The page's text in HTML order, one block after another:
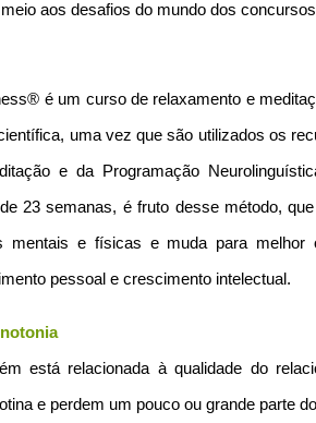
aos desafios do mundo dos
é um curso de relaxamento e
uma vez que são utilizados os
e da Programação
23 semanas, é fruto desse método,
mentais e físicas e muda para
pessoal e crescimento intelectual.
está relacionada à qualidade do
e perdem um pouco ou grande parte